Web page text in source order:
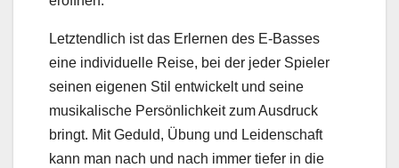
Letztendlich ist das Erlernen des E-Basses
eine individuelle Reise, bei der jeder Spieler
seinen eigenen Stil entwickelt und seine
musikalische Persönlichkeit zum Ausdruck
bringt. Mit Geduld, Übung und Leidenschaft
kann man nach und nach immer tiefer in die